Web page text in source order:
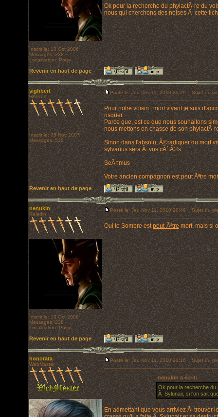
Inscrit le: 13 Oct 2006
Messages: 238
Localisation: Poisy
Ok pour la recherche du phylactÃ¨re du
nous qui cherchons des noises Ã cette
Revenir en haut de page
sighbert
HÃ©ros
Inscrit le: 05 Nov 2007
Messages: 535
Posté le: Jeu Nov 11, 2010 20:29 Sujet du
Pour notre voisin , mort vivant je suis
risquer .
Parce que, est ce que nous souhaitons
nous mettons en chasse de son
Sinon dans l'absolu, Ã©radiquer du mort
sylvanus sera Ã vos cÃ´tÃ©s
SeÃ¢mus
Votre ancien compagnon est peut Ãªtre
Revenir en haut de page
nenukin
Paladin
Inscrit le: 13 Oct 2006
Messages: 238
Localisation: Poisy
Posté le: Jeu Nov 11, 2010 20:49 Sujet du
Oui le Sombre estpeut-Ãªtremort, mais si
Revenir en haut de page
honorata
WebMaster
Posté le: Jeu Nov 11, 2010 21:16 Sujet du
nenukin a écrit:
Ok pour la recherche du
Ã Sylunair, si l'on sait
En admettant que vous arriviez Ã trouver